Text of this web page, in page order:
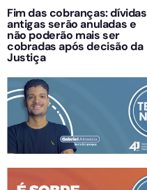
Fim das cobranças: dívidas
antigas serão anuladas e
não poderão mais ser
cobradas após decisão da
Justiça